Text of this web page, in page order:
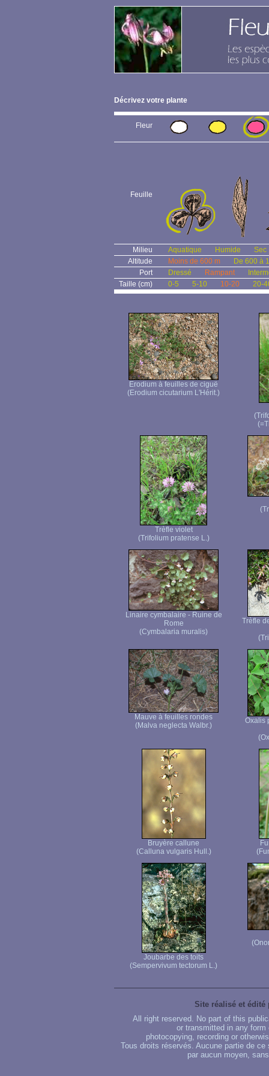
Décrivez votre plante
Fleur
Feuille
Milieu Aquatique Humide
Sec
Altitude
Moins de 600 m
De 600 à
Port
Dressé Rampant
Taille (cm)
0-5 5-10 10-20 20-
Erodium à feuilles de ciguë
(Erodium cicutarium L'Hérit.)
Trèfle violet
(Trifolium pratense L.)
Linaire cymbalaire - Ruine de
Rome
(Cymbalaria muralis)
Trèfle
Mauve à feuilles rondes
(Malva neglecta Walbr.)
Oxalis
Bruyère callune
(Calluna vulgaris Hull.)
Joubarbe des toits
(Sempervivum tectorum L.)
Site réalisé et édité
All right reserved. No part of this
or transmitted in any
photocopying, recording or
Tous droits réservés. Aucune partie de
par aucun moyen,